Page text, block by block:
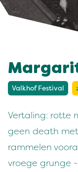
Valkhof Festival
Vertaling: rotte
geen death
rammelen
vroege grunge